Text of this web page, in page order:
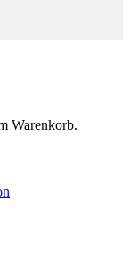
Warenkorb.